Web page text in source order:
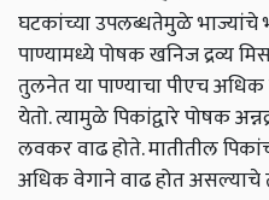
घटकांच्या उपलब्धतेमुळे भाज्यांचे
पाण्यामध्ये पोषक खनिज द्रव्य
तुलनेत या पाण्याचा पीएच अधिक
येतो. त्यामुळे पिकांद्वारे पोषक
लवकर वाढ होते. मातीतील
अधिक वेगाने वाढ होत असल्याचे